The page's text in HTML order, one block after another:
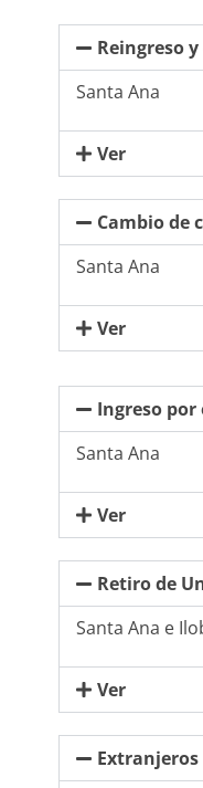
Reingreso
Santa Ana
Ver
Cambio de
Santa Ana
Ver
Ingreso
Santa Ana
Ver
Retiro de
Santa Ana e
Ver
Extranjeros